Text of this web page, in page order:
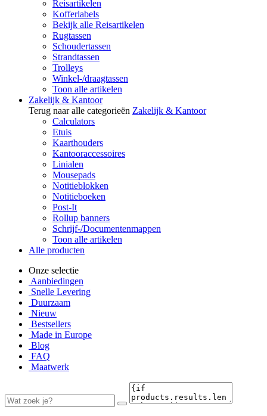
Reisartikelen
Kofferlabels
Bekijk alle Reisartikelen
Rugtassen
Schoudertassen
Strandtassen
Trolleys
Winkel-/draagtassen
Toon alle artikelen
Zakelijk & Kantoor
Terug naar alle categorieën Zakelijk & Kantoor
Calculators
Etuis
Kaarthouders
Kantooraccessoires
Linialen
Mousepads
Notitieblokken
Notitieboeken
Post-It
Rollup banners
Schrijf-/Documentenmappen
Toon alle artikelen
Alle producten
Onze selectie
Aanbiedingen
Snelle Levering
Duurzaam
Nieuw
Bestsellers
Made in Europe
Blog
FAQ
Maatwerk